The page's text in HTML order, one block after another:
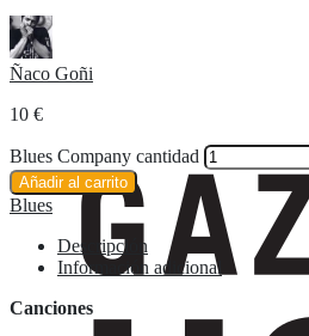
Ñaco Goñi
10 €
Blues Company cantidad
Añadir al carrito
Blues
Descripción
Información adicional
Canciones